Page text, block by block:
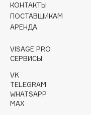
d'Alba
DABO
DARLING*
Darphin
Davines
Deonica
Dessange
Dior
КОНТАКТЫ
ПОСТАВЩИКАМ
АРЕНДА
VISAGE PRO
СЕРВИСЫ
VK
TELEGRAM
WHATSAPP
MAX